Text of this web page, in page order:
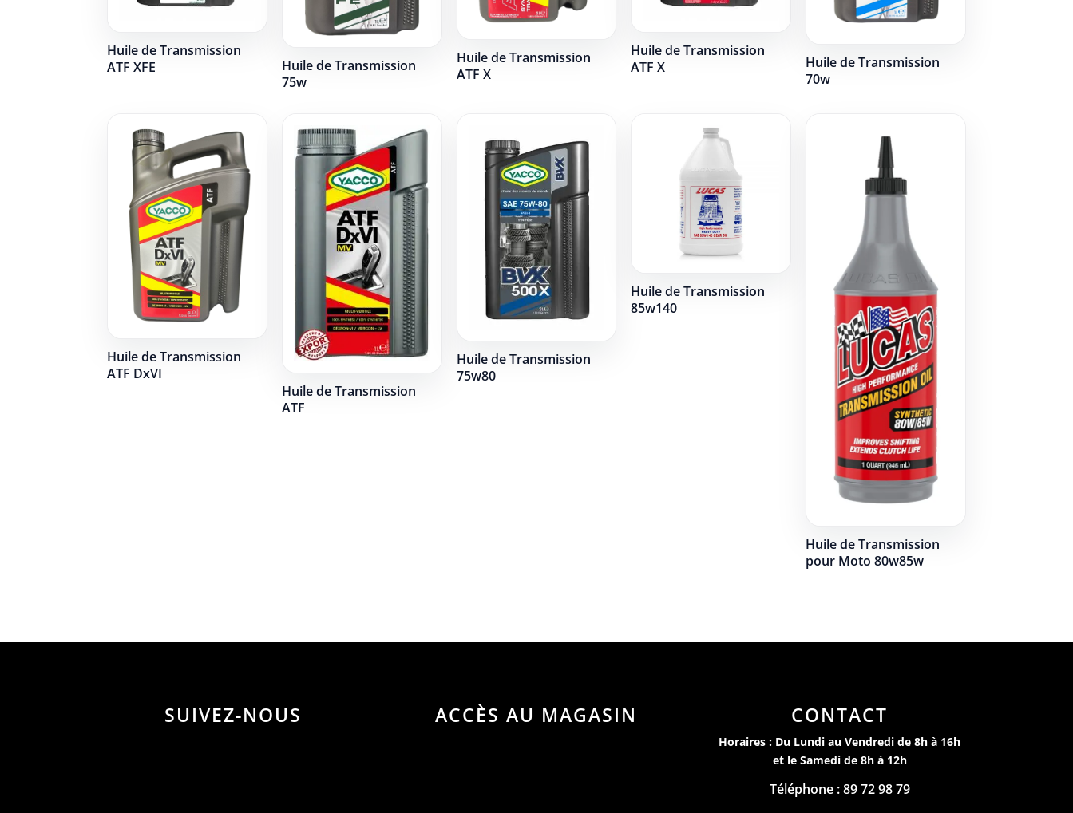
Huile de Transmission
ATF XFE
Huile de Transmission
75w
Huile de Transmission
ATF X
Huile de Transmission
ATF X
Huile de Transmission
70w
Huile de Transmission
ATF DxVI
Huile de Transmission
ATF
Huile de Transmission
75w80
Huile de Transmission
85w140
Huile de Transmission
pour Moto 80w85w
SUIVEZ-NOUS ACCÈS AU MAGASIN CONTACT
Horaires : Du Lundi au Vendredi de 8h à 16h
et le Samedi de 8h à 12h
Téléphone : 89 72 98 79